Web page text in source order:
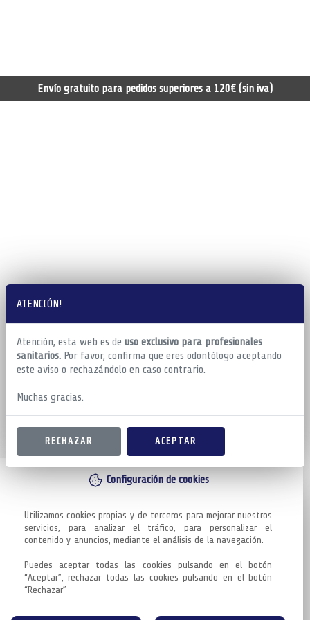
ATENCIÓN!
Atención, esta web es de uso exclusivo para profesionales
sanitarios. Por favor, confirma que eres odontólogo aceptando
este aviso o rechazándolo en caso contrario.
Muchas gracias.
RECHAZAR ACEPTAR
Configuración de cookies
Utilizamos cookies propias y de terceros para mejorar nuestros
servicios, para analizar el tráfico, para personalizar el
contenido y anuncios, mediante el análisis de la navegación.
Puedes aceptar todas las cookies pulsando en el botón
“Aceptar”, rechazar todas las cookies pulsando en el botón
“Rechazar”
Envío gratuito para pedidos superiores a 120€ (sin iva)